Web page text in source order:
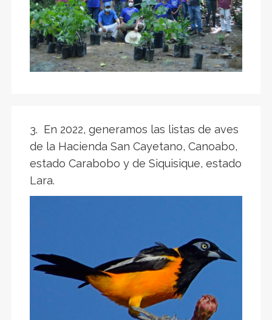
3. En 2022, generamos las listas de aves
de la Hacienda San Cayetano, Canoabo,
estado Carabobo y de Siquisique, estado
Lara.